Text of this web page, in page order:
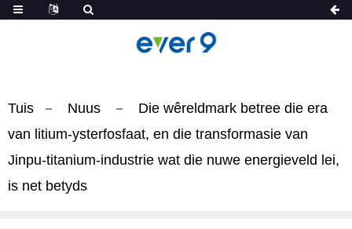
Tuis Nuus
Die wêreldmark betree die era
van litium-ysterfosfaat, en die transformasie van
Jinpu-titanium-industrie wat die nuwe energieveld lei,
is net betyds